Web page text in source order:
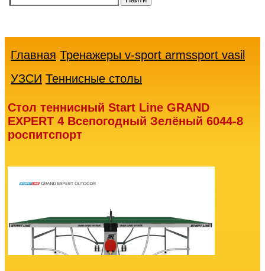
Главная Тренажеры v-sport armssport vasil
УЗСИ Теннисные столы
Стол теннисный Start Line GRAND
EXPERT 4 Всепогодный Зелёный 6044-8
роспитспорт